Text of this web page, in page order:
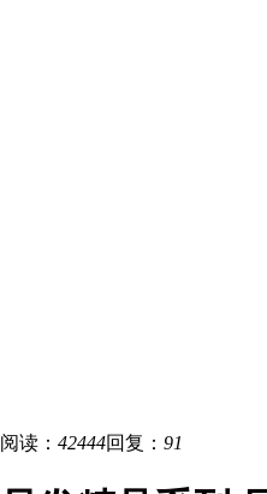
阅读： 42444回复： 91